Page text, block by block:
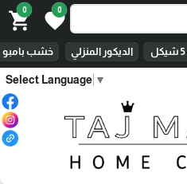
Select Language ▼
0
favorite
0
shopping_cart
الديكور المنزلي خشب بامبو